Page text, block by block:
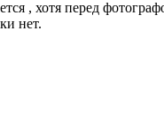
, хотя перед
нет.